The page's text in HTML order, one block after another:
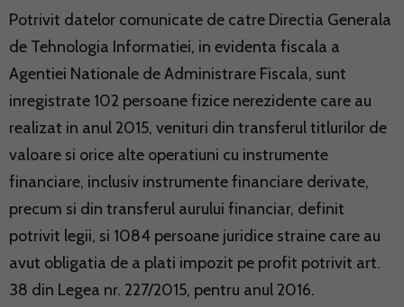
Potrivit datelor comunicate de catre Directia Generala
de Tehnologia Informatiei, in evidenta fiscala a
Agentiei Nationale de Administrare Fiscala, sunt
inregistrate 102 persoane fizice nerezidente care au
realizat in anul 2015, venituri din transferul titlurilor de
valoare si orice alte operatiuni cu instrumente
financiare, inclusiv instrumente financiare derivate,
precum si din transferul aurului financiar, definit
potrivit legii, si 1084 persoane juridice straine care au
avut obligatia de a plati impozit pe profit potrivit art.
38 din Legea nr. 227/2015, pentru anul 2016.